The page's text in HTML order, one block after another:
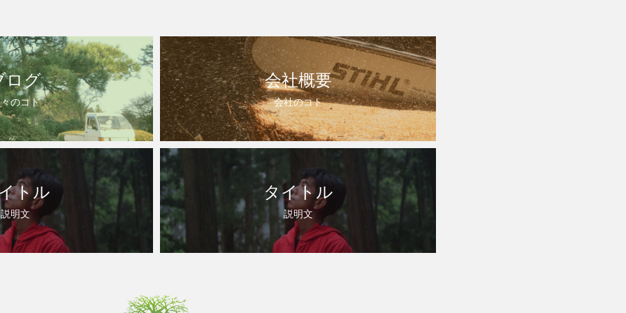
ログ
のコト
会社概要
会社のコト
トル
説明文
タイトル
説明文